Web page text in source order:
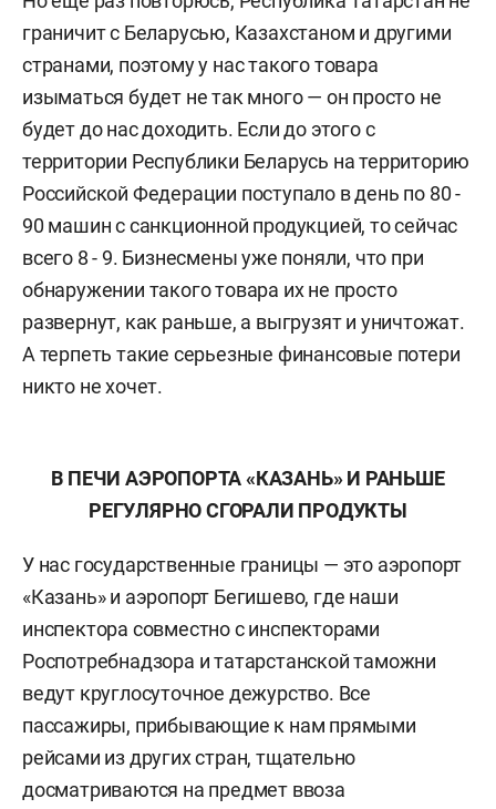
граничит с Беларусью, Казахстаном и другими
странами, поэтому у нас такого товара
изыматься будет не так много — он просто не
будет до нас доходить. Если до этого с
территории Республики Беларусь на территорию
Российской Федерации поступало в день по 80 -
90 машин с санкционной продукцией, то сейчас
всего 8 - 9. Бизнесмены уже поняли, что при
обнаружении такого товара их не просто
развернут, как раньше, а выгрузят и уничтожат.
А терпеть такие серьезные финансовые потери
никто не хочет.
В ПЕЧИ АЭРОПОРТА «КАЗАНЬ» И РАНЬШЕ
РЕГУЛЯРНО СГОРАЛИ ПРОДУКТЫ
У нас государственные границы — это аэропорт
«Казань» и аэропорт Бегишево, где наши
инспектора совместно с инспекторами
Роспотребнадзора и татарстанской таможни
ведут круглосуточное дежурство. Все
пассажиры, прибывающие к нам прямыми
рейсами из других стран, тщательно
досматриваются на предмет ввоза